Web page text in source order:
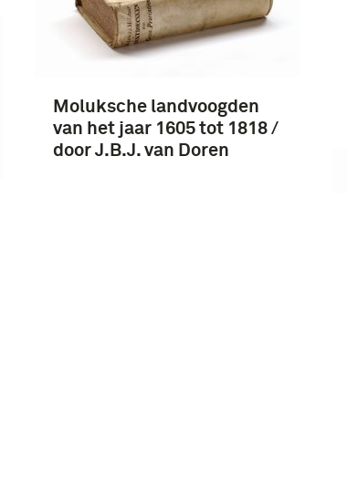
Moluksche landvoogden
van het jaar 1605 tot 1818 /
door J.B.J. van Doren